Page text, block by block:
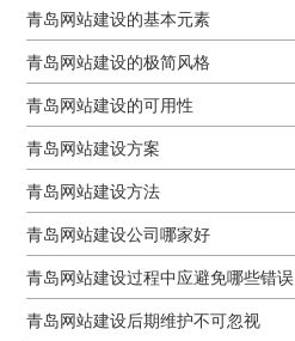
青岛网站建设的基本元素
青岛网站建设的极简风格
青岛网站建设的可用性
青岛网站建设方案
青岛网站建设方法
青岛网站建设公司哪家好
青岛网站建设过程中应避免哪些错误
青岛网站建设后期维护不可忽视